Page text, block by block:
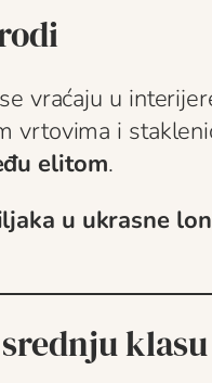
vraćaju u
vrtovima i
elitom.
u ukrasne
klasu